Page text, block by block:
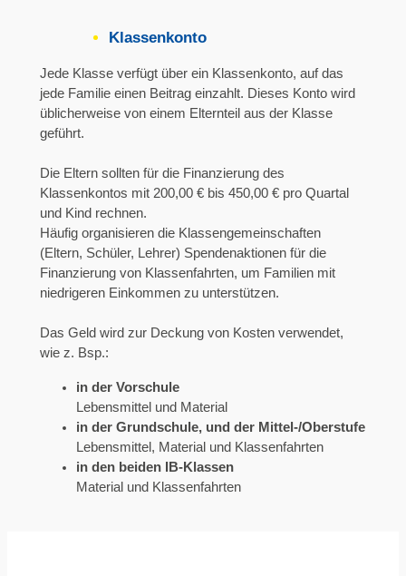
Klassenkonto
Jede Klasse verfügt über ein Klassenkonto, auf das
jede Familie einen Beitrag einzahlt. Dieses Konto wird
üblicherweise von einem Elternteil aus der Klasse
geführt.
Die Eltern sollten für die Finanzierung des
Klassenkontos mit 200,00 € bis 450,00 € pro Quartal
und Kind rechnen.
Häufig organisieren die Klassengemeinschaften
(Eltern, Schüler, Lehrer) Spendenaktionen für die
Finanzierung von Klassenfahrten, um Familien mit
niedrigeren Einkommen zu unterstützen.
Das Geld wird zur Deckung von Kosten verwendet,
wie z. Bsp.:
in der Vorschule
Lebensmittel und Material
in der Grundschule, und der Mittel-/Oberstufe
Lebensmittel, Material und Klassenfahrten
in den beiden IB-Klassen
Material und Klassenfahrten